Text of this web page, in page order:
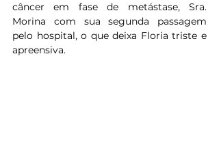
câncer em fase de metástase, Sra.
Morina com sua segunda passagem
pelo hospital, o que deixa Floria triste e
apreensiva.